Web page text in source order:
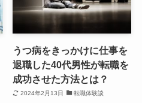
うつ病をきっかけに仕事を
退職した40代男性が転職を
成功させた方法とは？
2024年2月13日 転職体験談